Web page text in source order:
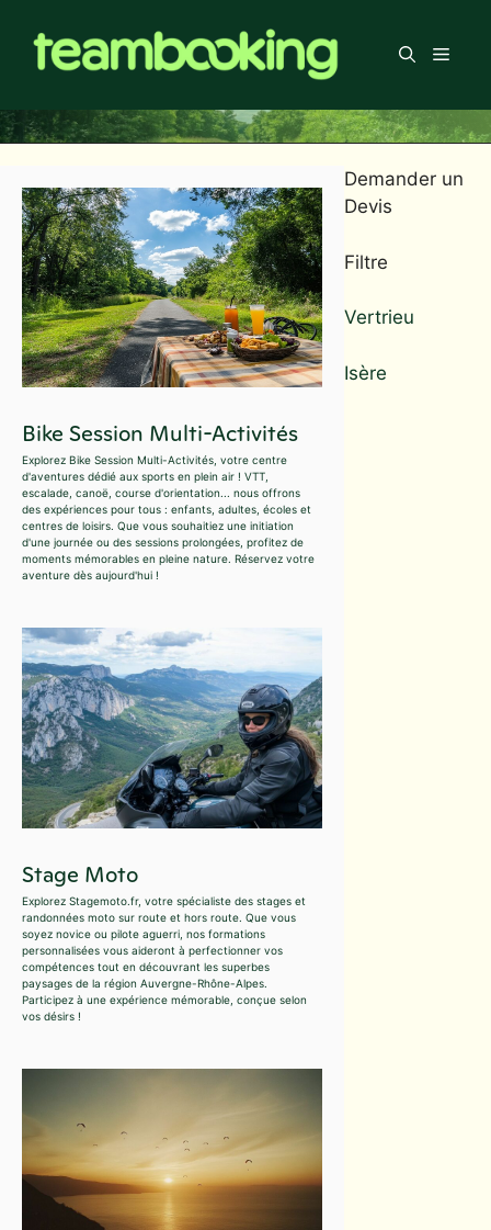
contenu
Menu
Bike Session Multi-Activités
Explorez Bike Session Multi-Activités, votre centre
d'aventures dédié aux sports en plein air ! VTT,
escalade, canoë, course d'orientation... nous offrons
des expériences pour tous : enfants, adultes, écoles et
centres de loisirs. Que vous souhaitiez une initiation
d'une journée ou des sessions prolongées, profitez de
moments mémorables en pleine nature. Réservez votre
aventure dès aujourd'hui !
Stage Moto
Explorez Stagemoto.fr, votre spécialiste des stages et
randonnées moto sur route et hors route. Que vous
soyez novice ou pilote aguerri, nos formations
personnalisées vous aideront à perfectionner vos
compétences tout en découvrant les superbes
paysages de la région Auvergne-Rhône-Alpes.
Participez à une expérience mémorable, conçue selon
vos désirs !
Demander un
Devis
Filtre
Vertrieu
Isère